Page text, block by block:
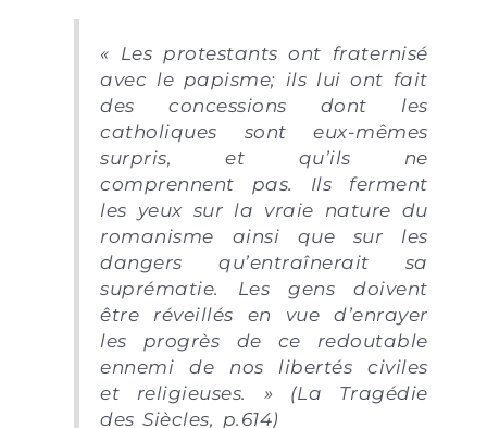
« Les protestants ont fraternisé
avec le papisme; ils lui ont fait
des concessions dont les
catholiques sont eux-mêmes
surpris, et qu’ils ne
comprennent pas. Ils ferment
les yeux sur la vraie nature du
romanisme ainsi que sur les
dangers qu’entraînerait sa
suprématie. Les gens doivent
être réveillés en vue d’enrayer
les progrès de ce redoutable
ennemi de nos libertés civiles
et religieuses. » (La Tragédie
des Siècles, p.614)